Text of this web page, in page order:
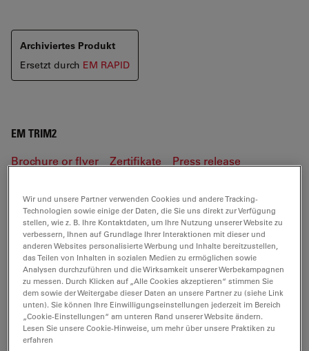
Archiviertes Produkt
Ersetzt durch EM RAPID
EM TRIM2
Brochure or flyer Zertifikate Press release
EM TRIM2
BROCHURE OR FLYER
EMTRIM2 Brochure 06 17 EN
Jul 27, 2026 PDF, 3 MB
Wir und unsere Partner verwenden Cookies und andere Tracking-
Technologien sowie einige der Daten, die Sie uns direkt zur Verfügung
stellen, wie z. B. Ihre Kontaktdaten, um Ihre Nutzung unserer Website zu
verbessern, Ihnen auf Grundlage Ihrer Interaktionen mit dieser und
anderen Websites personalisierte Werbung und Inhalte bereitzustellen,
das Teilen von Inhalten in sozialen Medien zu ermöglichen sowie
Analysen durchzuführen und die Wirksamkeit unserer Werbekampagnen
zu messen. Durch Klicken auf „Alle Cookies akzeptieren“ stimmen Sie
dem sowie der Weitergabe dieser Daten an unsere Partner zu (siehe Link
unten). Sie können Ihre Einwilligungseinstellungen jederzeit im Bereich
„Cookie-Einstellungen“ am unteren Rand unserer Website ändern.
Lesen Sie unsere Cookie-Hinweise, um mehr über unsere Praktiken zu
erfahren